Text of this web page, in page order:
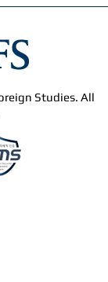
Studies. All